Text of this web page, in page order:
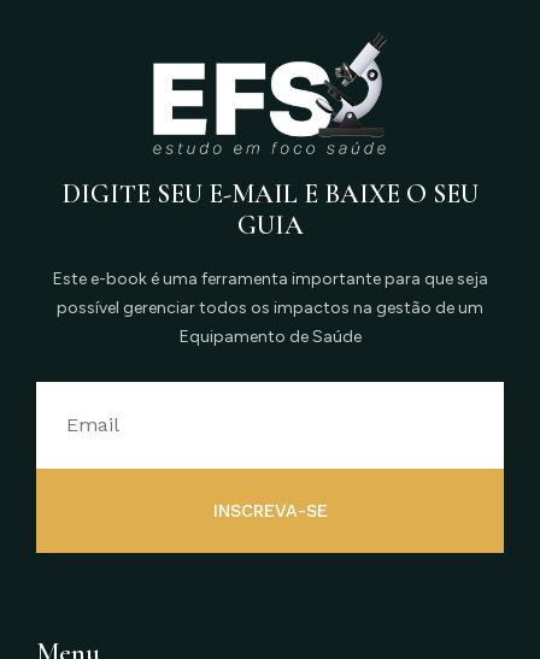
DIGITE SEU E-MAIL E BAIXE O SEU
GUIA
Este e-book é uma ferramenta importante para que seja
possível gerenciar todos os impactos na gestão de um
Equipamento de Saúde
INSCREVA-SE
Menu